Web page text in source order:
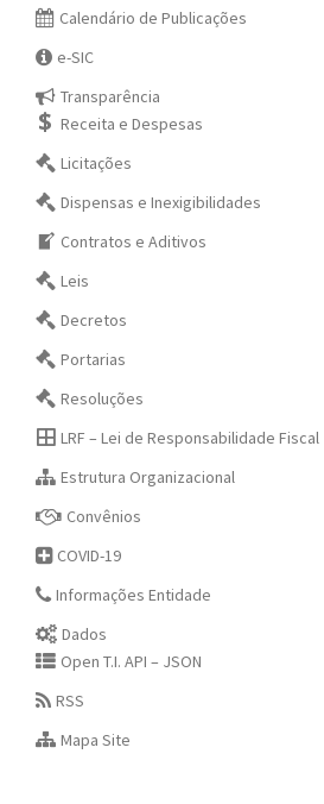
Calendário de Publicações
e-SIC
Transparência
Receita e Despesas
Licitações
Dispensas e Inexigibilidades
Contratos e Aditivos
Leis
Decretos
Portarias
Resoluções
LRF – Lei de Responsabilidade Fiscal
Estrutura Organizacional
Convênios
COVID-19
Informações Entidade
Dados
Open T.I. API – JSON
RSS
Mapa Site